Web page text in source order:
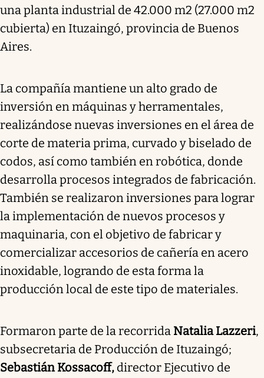
una planta industrial de 42.000 m2 (27.000 m2
cubierta) en Ituzaingó, provincia de Buenos
Aires.
La compañía mantiene un alto grado de
inversión en máquinas y herramentales,
realizándose nuevas inversiones en el área de
corte de materia prima, curvado y biselado de
codos, así como también en robótica, donde
desarrolla procesos integrados de fabricación.
También se realizaron inversiones para lograr
la implementación de nuevos procesos y
maquinaria, con el objetivo de fabricar y
comercializar accesorios de cañería en acero
inoxidable, logrando de esta forma la
producción local de este tipo de materiales.
Formaron parte de la recorrida Natalia Lazzeri,
subsecretaria de Producción de Ituzaingó;
Sebastián Kossacoff, director Ejecutivo de